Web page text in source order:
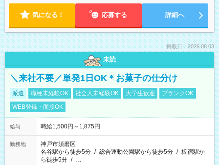
気になる！ 応募する 詳細へ
掲載日：2026.08.03
未読
＼来社不要／単発1日OK＊お菓子の仕分け
派遣 職種未経験OK 社会人未経験OK 大学生歓迎
ブランクOK
WEB登録・面接OK
給与 時給1,500円～1,875円
勤務地
神戸市須磨区
名谷駅から徒歩5分 / 総合運動公園駅から徒歩5分 / 板宿駅か
ら徒歩5分 / …